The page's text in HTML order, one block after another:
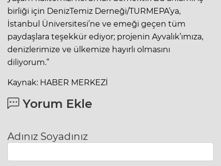
birliği için DenizTemiz Derneği/TURMEPA’ya,
İstanbul Üniversitesi’ne ve emeği geçen tüm
paydaşlara teşekkür ediyor; projenin Ayvalık’ımıza,
denizlerimize ve ülkemize hayırlı olmasını
diliyorum.”
Kaynak: HABER MERKEZİ
Yorum Ekle
Adınız Soyadınız